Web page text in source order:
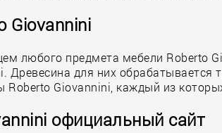
Giovannini
любого предмета мебели Roberto
Древесина для них
Roberto Giovannini, каждый из
официальный сайт